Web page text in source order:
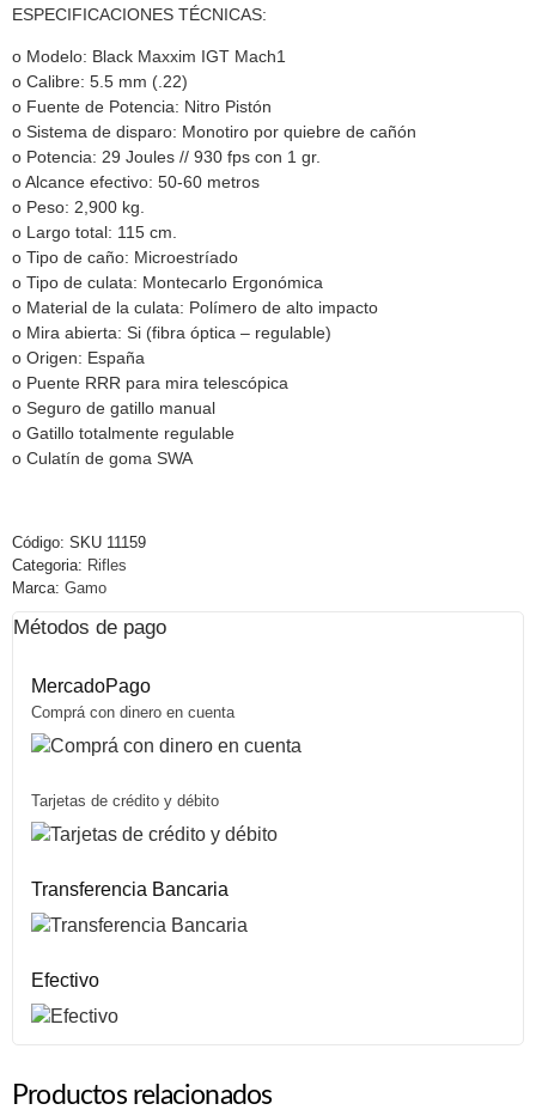
ESPECIFICACIONES TÉCNICAS:
o Modelo: Black Maxxim IGT Mach1
o Calibre: 5.5 mm (.22)
o Fuente de Potencia: Nitro Pistón
o Sistema de disparo: Monotiro por quiebre de cañón
o Potencia: 29 Joules // 930 fps con 1 gr.
o Alcance efectivo: 50-60 metros
o Peso: 2,900 kg.
o Largo total: 115 cm.
o Tipo de caño: Microestríado
o Tipo de culata: Montecarlo Ergonómica
o Material de la culata: Polímero de alto impacto
o Mira abierta: Si (fibra óptica – regulable)
o Origen: España
o Puente RRR para mira telescópica
o Seguro de gatillo manual
o Gatillo totalmente regulable
o Culatín de goma SWA
Código: SKU 11159
Categoria: Rifles
Marca: Gamo
Métodos de pago
MercadoPago
Comprá con dinero en cuenta
Tarjetas de crédito y débito
Transferencia Bancaria
Efectivo
Productos relacionados